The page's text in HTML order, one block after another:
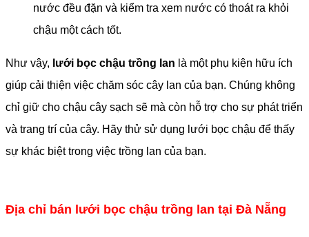
nước đều đặn và kiểm tra xem nước có thoát ra khỏi
chậu một cách tốt.
Như vậy, lưới bọc chậu trồng lan là một phụ kiện hữu ích
giúp cải thiện việc chăm sóc cây lan của bạn. Chúng không
chỉ giữ cho chậu cây sạch sẽ mà còn hỗ trợ cho sự phát triển
và trang trí của cây. Hãy thử sử dụng lưới bọc chậu để thấy
sự khác biệt trong việc trồng lan của bạn.
Địa chỉ bán lưới bọc chậu trồng lan tại Đà Nẵng